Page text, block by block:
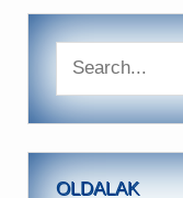
OLDALAK